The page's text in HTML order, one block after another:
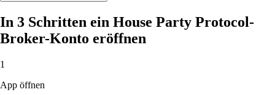
In 3 Schritten ein House Party Protocol-
Broker-Konto eröffnen
1
App öffnen